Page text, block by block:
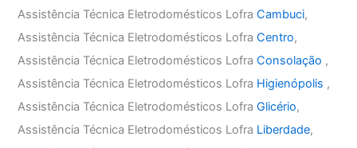
Assistência Técnica Eletrodomésticos LofraCambuci,
Assistência Técnica Eletrodomésticos LofraCentro,
Assistência Técnica Eletrodomésticos LofraConsolação ,
Assistência Técnica Eletrodomésticos Lofra Higienópolis ,
Assistência Técnica Eletrodomésticos LofraGlicério,
Assistência Técnica Eletrodomésticos Lofra Liberdade,